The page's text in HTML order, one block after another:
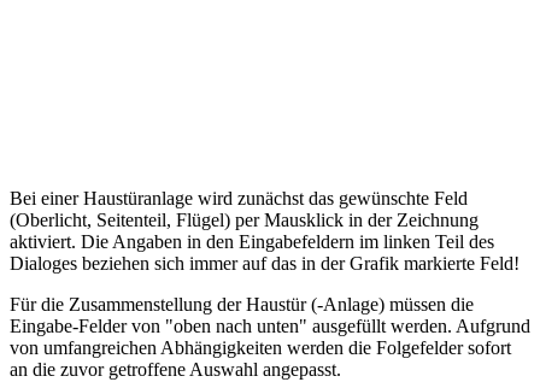
Bei einer Haustüranlage wird zunächst das gewünschte Feld
(Oberlicht, Seitenteil, Flügel) per Mausklick in der Zeichnung
aktiviert. Die Angaben in den Eingabefeldern im linken Teil des
Dialoges beziehen sich immer auf das in der Grafik markierte Feld!
Für die Zusammenstellung der Haustür (-Anlage) müssen die
Eingabe-Felder von "oben nach unten" ausgefüllt werden. Aufgrund
von umfangreichen Abhängigkeiten werden die Folgefelder sofort
an die zuvor getroffene Auswahl angepasst.